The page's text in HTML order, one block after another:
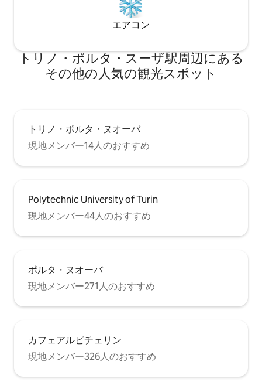
エアコン
トリノ・ポルタ・スーザ駅⁠周⁠辺⁠に⁠あ⁠る
そ⁠の⁠他⁠の人⁠気⁠の観⁠光⁠ス⁠ポ⁠ッ⁠ト
トリノ・ポルタ・ヌオーバ
現地メンバー14人のおすすめ
Polytechnic University of Turin
現地メンバー44人のおすすめ
ポルタ・ヌオーバ
現地メンバー271人のおすすめ
カフェアルビチェリン
現地メンバー326人のおすすめ